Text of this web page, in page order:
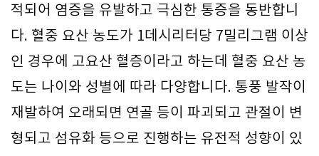
적되어 염증을 유발하고 극심한 통증을 동반합니
다. 혈중 요산 농도가 1데시리터당 7밀리그램 이상
인 경우에 고요산 혈증이라고 하는데 혈중 요산 농
도는 나이와 성별에 따라 다양합니다. 통풍 발작이
재발하여 오래되면 연골 등이 파괴되고 관절이 변
형되고 섬유화 등으로 진행하는 유전적 성향이 있